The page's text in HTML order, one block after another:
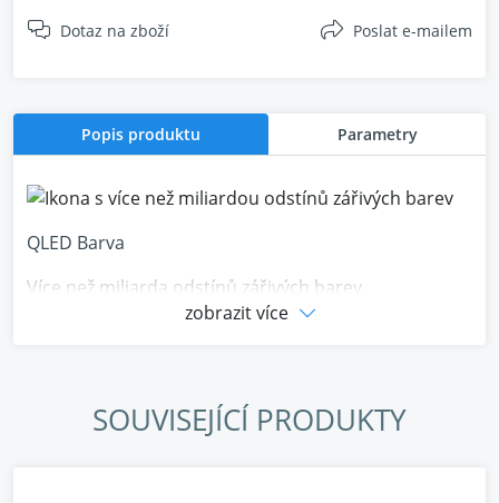
Dotaz na zboží Poslat e-mailem
Popis produktu Parametry
QLED Barva
Více než miliarda odstínů zářivých barev
Zažijte vizuální potěšení s QLED Color. Každý obrázek
zobrazit více
SOUVISEJÍCÍ PRODUKTY